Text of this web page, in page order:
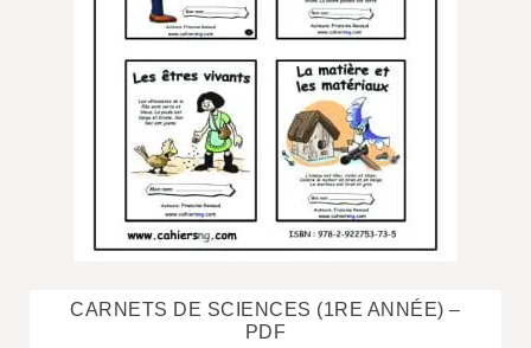
CARNETS DE SCIENCES (1RE ANNÉE) –
PDF